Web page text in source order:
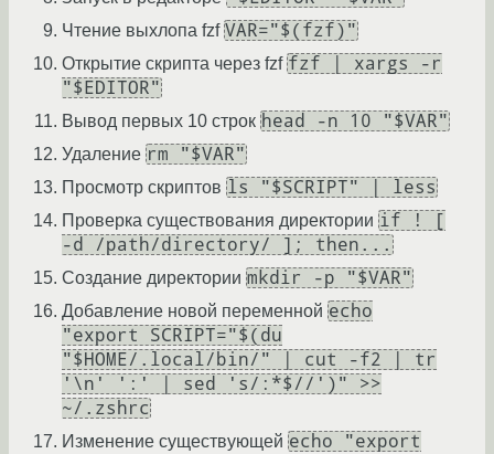
Чтение выхлопа fzf VAR="$(fzf)"
Открытие скрипта через fzf fzf | xargs -r
"$EDITOR"
Вывод первых 10 строк head -n 10 "$VAR"
Удаление rm "$VAR"
Просмотр скриптов ls "$SCRIPT" | less
Проверка существования директории if ! [
-d /path/directory/ ]; then...
Создание директории mkdir -p "$VAR"
Добавление новой переменной echo
"export SCRIPT="$(du
"$HOME/.local/bin/" | cut -f2 | tr
'\n' ':' | sed 's/:*$//')" >>
~/.zshrc
Изменение существующей echo "export